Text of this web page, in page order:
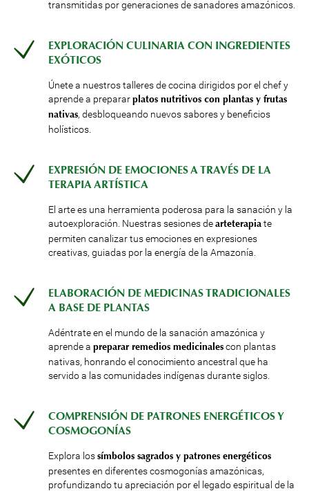
transmitidas por generaciones de sanadores amazónicos.
EXPLORACIÓN CULINARIA CON INGREDIENTES
EXÓTICOS
Únete a nuestros talleres de cocina dirigidos por el chef y
aprende a preparar platos nutritivos con plantas y frutas
nativas, desbloqueando nuevos sabores y beneficios
holísticos.
EXPRESIÓN DE EMOCIONES A TRAVÉS DE LA
TERAPIA ARTÍSTICA
El arte es una herramienta poderosa para la sanación y la
autoexploración. Nuestras sesiones de arteterapia te
permiten canalizar tus emociones en expresiones
creativas, guiadas por la energía de la Amazonía.
ELABORACIÓN DE MEDICINAS TRADICIONALES
A BASE DE PLANTAS
Adéntrate en el mundo de la sanación amazónica y
aprende a preparar remedios medicinales con plantas
nativas, honrando el conocimiento ancestral que ha
servido a las comunidades indígenas durante siglos.
COMPRENSIÓN DE PATRONES ENERGÉTICOS Y
COSMOGONÍAS
Explora los símbolos sagrados y patrones energéticos
presentes en diferentes cosmogonías amazónicas,
profundizando tu apreciación por el legado espiritual de la